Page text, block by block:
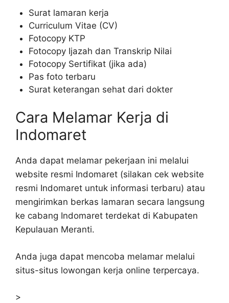
Surat lamaran kerja
Curriculum Vitae (CV)
Fotocopy KTP
Fotocopy Ijazah dan Transkrip Nilai
Fotocopy Sertifikat (jika ada)
Pas foto terbaru
Surat keterangan sehat dari dokter
Cara Melamar Kerja di
Indomaret
Anda dapat melamar pekerjaan ini melalui
website resmi Indomaret (silakan cek website
resmi Indomaret untuk informasi terbaru) atau
mengirimkan berkas lamaran secara langsung
ke cabang Indomaret terdekat di Kabupaten
Kepulauan Meranti.
Anda juga dapat mencoba melamar melalui
situs-situs lowongan kerja online terpercaya.
>